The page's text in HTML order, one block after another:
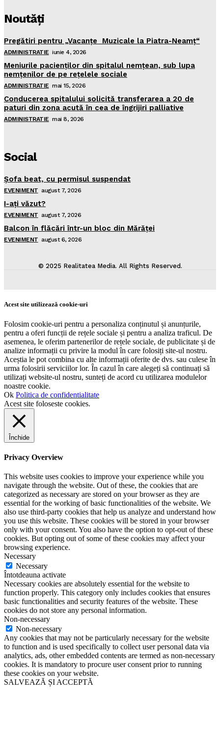
Noutăţi
Pregătiri pentru „Vacanţe Muzicale la Piatra-Neamţ“
ADMINISTRATIE iunie 4, 2026
Meniurile pacienţilor din spitalul nemţean, sub lupa
nemţenilor de pe reţelele sociale
ADMINISTRATIE mai 15, 2026
Conducerea spitalului solicită transferarea a 20 de
paturi din zona acută în cea de îngrijiri palliative
ADMINISTRATIE mai 8, 2026
Social
Şofa beat, cu permisul suspendat
EVENIMENT august 7, 2026
I-aţi văzut?
EVENIMENT august 7, 2026
Balcon în flăcări într-un bloc din Mărăţei
EVENIMENT august 6, 2026
© 2025 Realitatea Media. All Rights Reserved.
Acest site utilizează cookie-uri
Folosim cookie-uri pentru a personaliza conținutul și anunțurile,
pentru a oferi funcții de rețele sociale și pentru a analiza traficul. De
asemenea, le oferim partenerilor de rețele sociale, de publicitate și de
analize informații cu privire la modul în care folosiți site-ul nostru.
Aceștia le pot combina cu alte informații oferite de dvs. sau culese în
urma folosirii serviciilor lor. În cazul în care alegeți să continuați să
utilizați website-ul nostru, sunteți de acord cu utilizarea modulelor
noastre cookie.
Ok Politica de confidentialitate
Acest site foloseste cookies.
Închide
Privacy Overview
This website uses cookies to improve your experience while you
navigate through the website. Out of these, the cookies that are
categorized as necessary are stored on your browser as they are
essential for the working of basic functionalities of the website. We
also use third-party cookies that help us analyze and understand how
you use this website. These cookies will be stored in your browser
only with your consent. You also have the option to opt-out of these
cookies. But opting out of some of these cookies may affect your
browsing experience.
Necessary
Necessary
Întotdeauna activate
Necessary cookies are absolutely essential for the website to
function properly. This category only includes cookies that ensures
basic functionalities and security features of the website. These
cookies do not store any personal information.
Non-necessary
Non-necessary
Any cookies that may not be particularly necessary for the website
to function and is used specifically to collect user personal data via
analytics, ads, other embedded contents are termed as non-necessary
cookies. It is mandatory to procure user consent prior to running
these cookies on your website.
SALVEAZĂ ȘI ACCEPTĂ